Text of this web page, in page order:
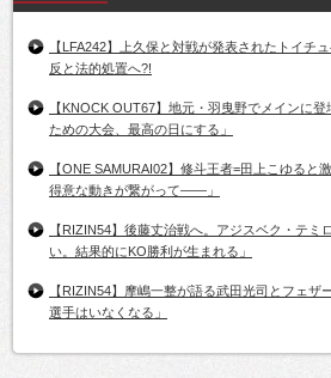
【LFA242】上久保と対戦が発表されたトイチ
反と法的処置へ?!
【KNOCK OUT67】地元・羽曳野でメインに
ための大会、最高の日にする」
【ONE SAMURAI02】修斗王者=田上こゆると
得意な動きが繋がって――」
【RIZIN54】後藤丈治戦へ。アジスベク・テミ
い。結果的にKO勝利が生まれる」
【RIZIN54】摩嶋一整が語る武田光司とフェザ
選手はいなくなる」